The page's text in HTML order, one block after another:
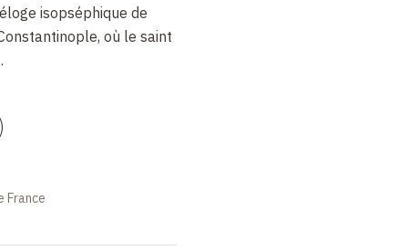
isopséphique de
où le saint
France